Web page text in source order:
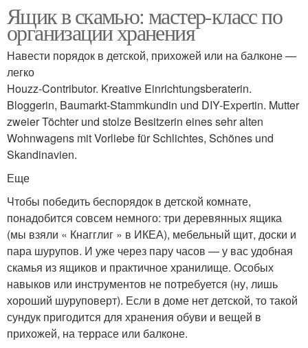
Ящик в скамью: мастер-класс по
организации хранения
Навести порядок в детской, прихожей или на балконе —
легко
Houzz-Contributor. Kreative Einrichtungsberaterin.
Bloggerin, Baumarkt-Stammkundin und DIY-Expertin. Mutter
zweier Töchter und stolze Besitzerin eines sehr alten
Wohnwagens mit Vorliebe für Schlichtes, Schönes und
Skandinavien.
Еще
Чтобы победить беспорядок в детской комнате,
понадобится совсем немного: три деревянных ящика
(мы взяли « Кнагглиг » в ИКЕА), мебельный щит, доски и
пара шурупов. И уже через пару часов — у вас удобная
скамья из ящиков и практичное хранилище. Особых
навыков или инструментов не потребуется (ну, лишь
хороший шуруповерт). Если в доме нет детской, то такой
сундук пригодится для хранения обуви и вещей в
прихожей, на террасе или балконе.